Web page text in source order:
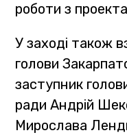
роботи з
У заході також
голови
заступник
ради Андрій
Мирослава